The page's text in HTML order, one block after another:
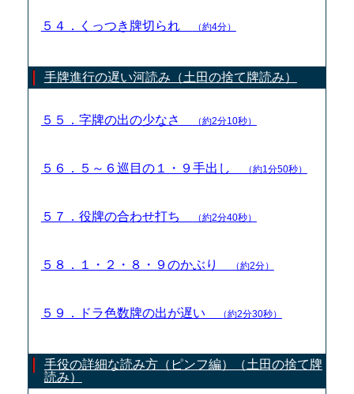
５４．くっつき牌切られ （約4分）
手牌進行の遅い河読み（土田の捨て牌読み）
５５．字牌の出の少なさ （約2分10秒）
５６．５～６巡目の１・９手出し （約1分50秒）
５７．役牌の合わせ打ち （約2分40秒）
５８．１・２・８・９のかぶり （約2分）
５９．ドラ色数牌の出が遅い （約2分30秒）
手役の詳細な読み方（ピンフ編）（土田の捨て牌
読み）